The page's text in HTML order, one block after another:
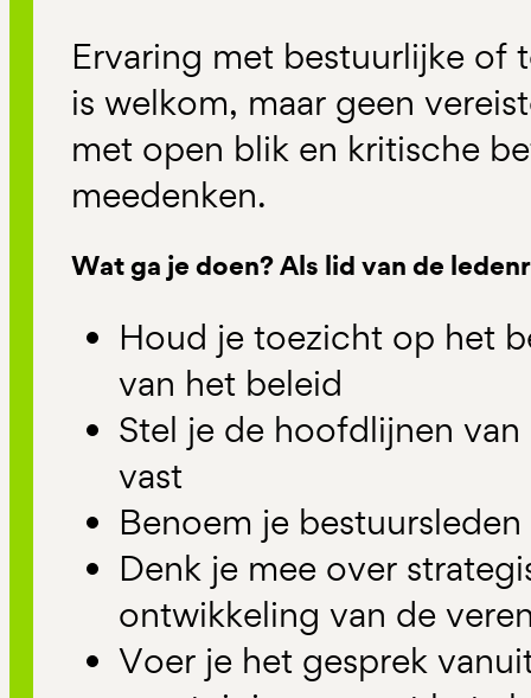
Ervaring met bestuurlijke of
is welkom, maar geen
met open blik en kritische
meedenken.
Wat ga je doen? Als lid van de
Houd je toezicht op het
van het beleid
Stel je de hoofdlijnen
vast
Benoem je bestuursleden
Denk je mee over
ontwikkeling van de
Voer je het gesprek